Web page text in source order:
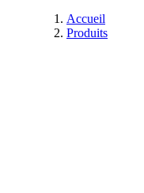
Accueil
Produits